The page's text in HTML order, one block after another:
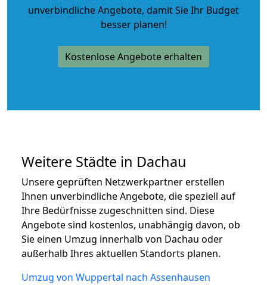
unverbindliche Angebote, damit Sie Ihr Budget
besser planen!
Kostenlose Angebote erhalten
Weitere Städte in Dachau
Unsere geprüften Netzwerkpartner erstellen
Ihnen unverbindliche Angebote, die speziell auf
Ihre Bedürfnisse zugeschnitten sind. Diese
Angebote sind kostenlos, unabhängig davon, ob
Sie einen Umzug innerhalb von Dachau oder
außerhalb Ihres aktuellen Standorts planen.
Umzug von Wuppertal nach Assenhausen